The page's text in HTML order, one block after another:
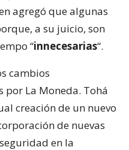
agregó que algunas
a su juicio, son
“innecesarias“.
cambios
La Moneda. Tohá
creación de un nuevo
de nuevas
en la